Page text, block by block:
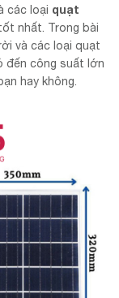
các loại quạt
nhất. Trong bài
và các loại quạt
đến công suất lớn
hay không.